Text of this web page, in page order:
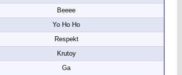
Beeee
Yo Ho Ho
Respekt
Krutoy
Ga